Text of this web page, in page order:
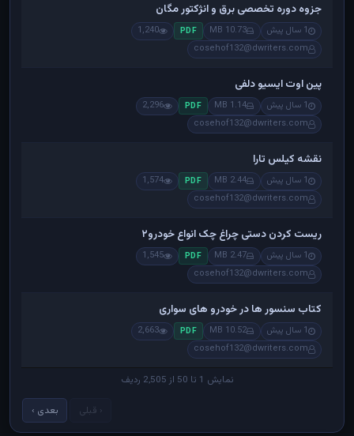
جزوه دوره تخصصی برق و انژکتور مگان
1 سال پیش 10.73 MB
PDF
1,240
cosehof132@dwriters.com
پین اوت ایسیو دلفی
1 سال پیش 1.14 MB
PDF
2,296
cosehof132@dwriters.com
نقشه کیلس تارا
1 سال پیش 2.44 MB
PDF
1,574
cosehof132@dwriters.com
ریست کردن دستی چراغ چک انواع خودرو۲
1 سال پیش 2.47 MB
PDF
1,545
cosehof132@dwriters.com
کتاب سنسور ها در خودرو های سواری
1 سال پیش 10.52 MB
PDF
2,663
cosehof132@dwriters.com
نمایش 1 تا 50 از 2,505 ردیف
‹ قبلی بعدی ›